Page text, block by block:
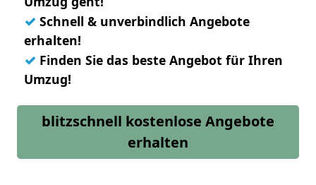
✓ Schnell & unverbindlich Angebote
erhalten!
✓ Finden Sie das beste Angebot für Ihren
Umzug!
blitzschnell kostenlose Angebote
erhalten